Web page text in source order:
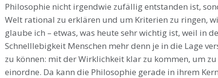
Philosophie nicht irgendwie zufällig entstanden ist,
Welt rational zu erklären und um Kriterien zu ringen,
glaube ich – etwas, was heute sehr wichtig ist, weil in
Schnelllebigkeit Menschen mehr denn je in die Lage
zu können: mit der Wirklichkeit klar zu kommen, um
einordne. Da kann die Philosophie gerade in ihrem